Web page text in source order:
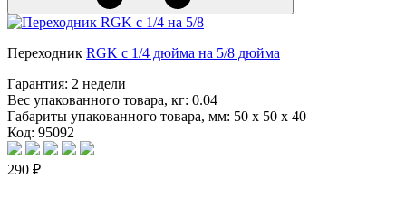
Переходник RGK с 1/4 дюйма на 5/8 дюйма
Гарантия: 2 недели
Вес упакованного товара, кг: 0.04
Габариты упакованного товара, мм: 50 x 50 x 40
Код: 95092
290 ₽